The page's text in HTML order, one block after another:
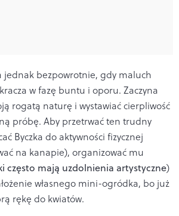
jednak bezpowrotnie, gdy maluch
w fazę buntu i oporu. Zaczyna
rogatą naturę i wystawiać cierpliwość
próbę. Aby przetrwać ten trudny
Byczka do aktywności fizycznej
na kanapie), organizować mu
często mają uzdolnienia artystyczne)
własnego mini-ogródka, bo już
rękę do kwiatów.